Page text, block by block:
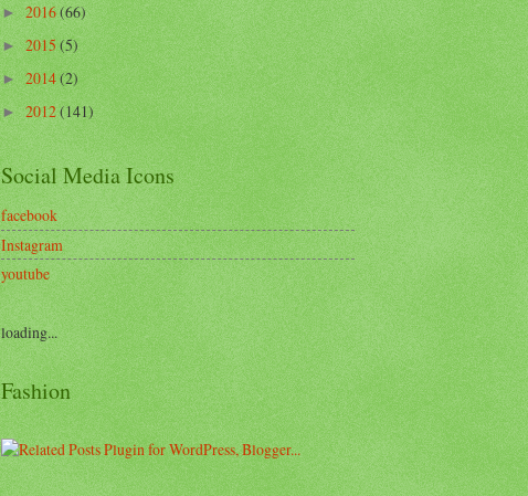
►2016(66)
►2015 (5)
►2014(2)
►2012(141)
Social Media Icons
facebook
Instagram
youtube
loading...
Fashion